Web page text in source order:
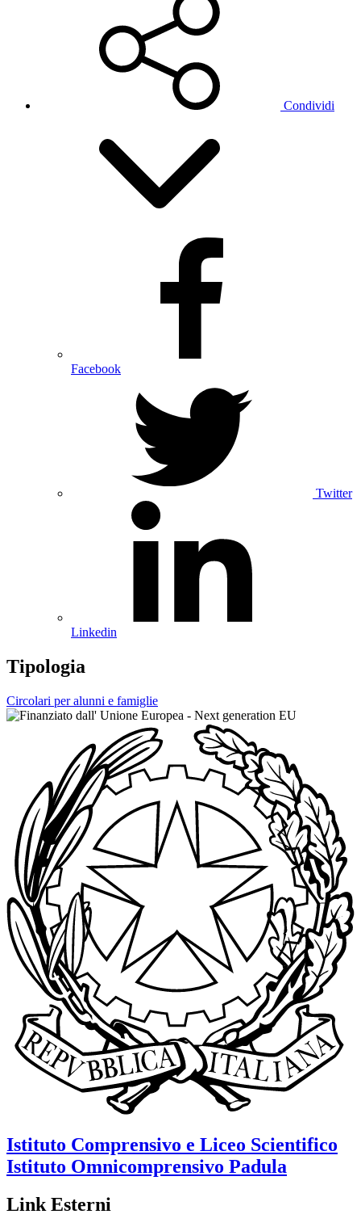
Condividi
Facebook
Twitter
Linkedin
Tipologia
Circolari per alunni e famiglie
Istituto Comprensivo e Liceo Scientifico
Istituto Omnicomprensivo Padula
Link Esterni